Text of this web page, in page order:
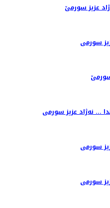
سورمێ
... نه‌ژاد عزیز سورمی